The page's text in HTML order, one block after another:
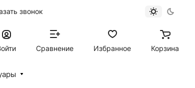
звонок
Сравнение Избранное Корзина